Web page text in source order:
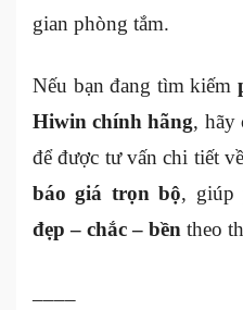
gian phòng tắm.
Nếu bạn đang tìm kiếm
Hiwin chính hãng, hãy
để được tư vấn chi tiết về
báo giá trọn bộ, giúp
đẹp – chắc – bền theo